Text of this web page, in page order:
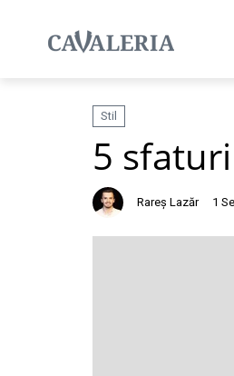
Stil
5
Rareș Lazăr 1